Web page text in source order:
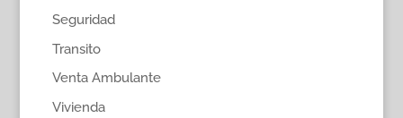
Seguridad
Transito
Venta Ambulante
Vivienda